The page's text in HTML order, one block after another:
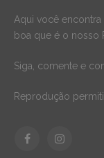
Aqui você encontra
boa que é o nosso
Siga, comente e
Reprodução
FacebookInstagram